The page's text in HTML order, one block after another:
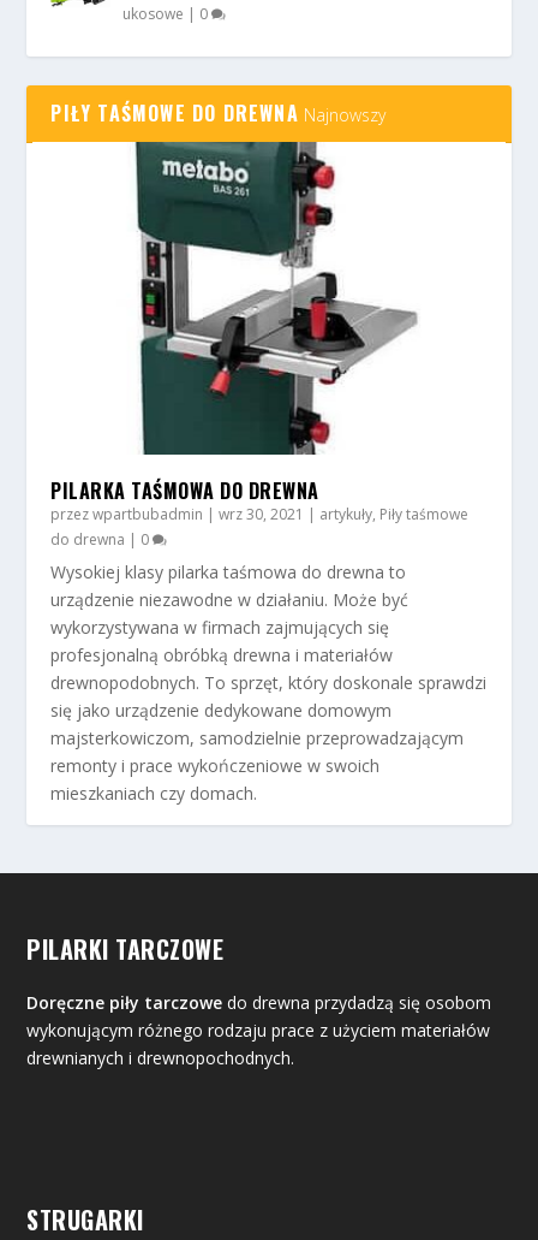
ukosowe | 0
PIŁY TAŚMOWE DO DREWNA Najnowszy
PILARKA TAŚMOWA DO DREWNA
przezwpartbubadmin |wrz 30, 2021 | artykuły, Piły taśmowe
do drewna | 0
Wysokiej klasy pilarka taśmowa do drewna to
urządzenie niezawodne w działaniu. Może być
wykorzystywana w firmach zajmujących się
profesjonalną obróbką drewna i materiałów
drewnopodobnych. To sprzęt, który doskonale sprawdzi
się jako urządzenie dedykowane domowym
majsterkowiczom, samodzielnie przeprowadzającym
remonty i prace wykończeniowe w swoich
mieszkaniach czy domach.
PILARKI TARCZOWE
Doręczne piły tarczowe do drewna przydadzą się osobom
wykonującym różnego rodzaju prace z użyciem materiałów
drewnianych i drewnopochodnych.
STRUGARKI